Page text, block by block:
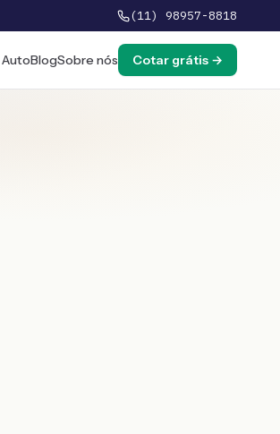
(11) 98957-8818
BlogSobre nós Cotar grátis →